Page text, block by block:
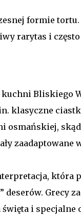
formie
rarytas i
Bliskiego
klasyczne
osmańskiej,
która
Grecy
i specjalne